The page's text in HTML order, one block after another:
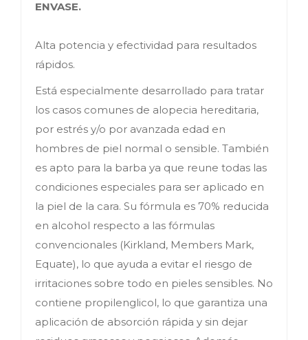
ENVASE.
Alta potencia y efectividad para resultados
rápidos.
Está especialmente desarrollado para tratar
los casos comunes de alopecia hereditaria,
por estrés y/o por avanzada edad en
hombres de piel normal o sensible. También
es apto para la barba ya que reune todas las
condiciones especiales para ser aplicado en
la piel de la cara. Su fórmula es 70% reducida
en alcohol respecto a las fórmulas
convencionales (Kirkland, Members Mark,
Equate), lo que ayuda a evitar el riesgo de
irritaciones sobre todo en pieles sensibles. No
contiene propilenglicol, lo que garantiza una
aplicación de absorción rápida y sin dejar